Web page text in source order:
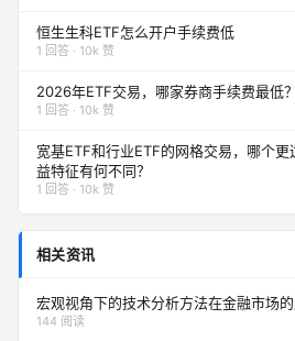
恒生生科ETF怎么开户手续费低
1 回答 · 10k 赞
2026年ETF交易，哪家券商手续费最低？
1 回答 · 10k 赞
宽基ETF和行业ETF的网格交易，哪个
益特征有何不同？
1 回答 · 10k 赞
相关资讯
宏观视角下的技术分析方法在金融市场
144 阅读